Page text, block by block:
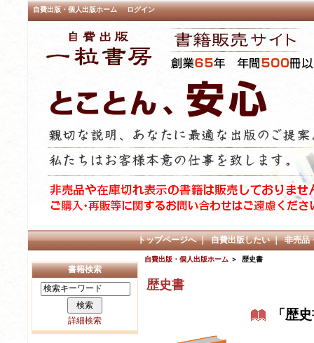
自費出版・個人出版ホーム ログイン
トップページへ｜自費出版したい｜非売品
書籍検索
詳細検索
自費出版・個人出版ホーム＞ 歴史書
歴史書
「歴